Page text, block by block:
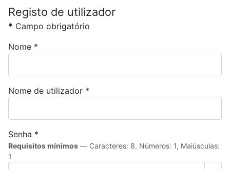
Registo de utilizador
* Campo obrigatório
Nome *
Nome de utilizador *
Senha *
Requisitos mínimos — Caracteres: 8, Números: 1, Maiúsculas:
1